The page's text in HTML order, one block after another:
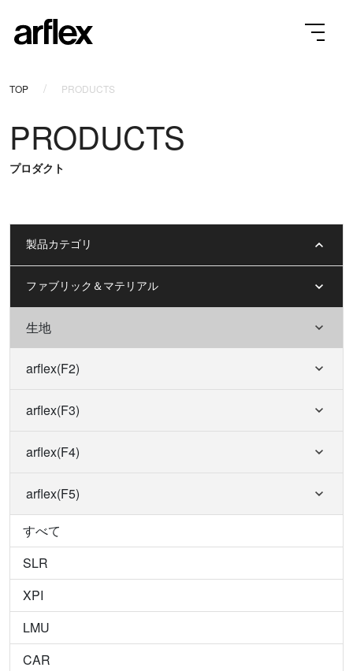
TOP PRODUCTS
PRODUCTS
プロダクト
製品カテゴリ
ファブリック＆マテリアル
生地
arflex(F2)
arflex(F3)
arflex(F4)
arflex(F5)
すべて
SLR
XPI
LMU
CAR